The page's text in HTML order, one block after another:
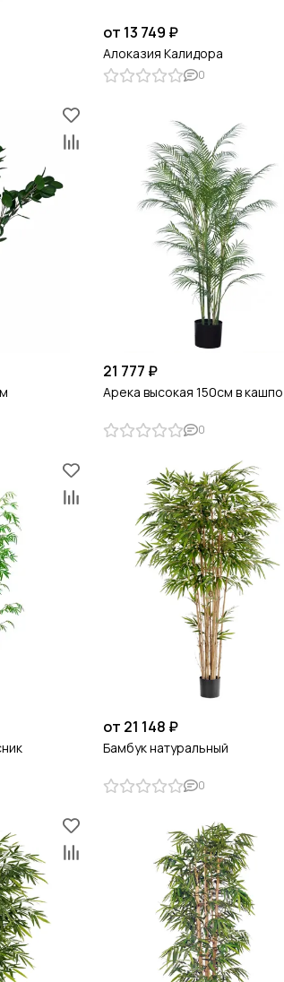
от 13 749 ₽
Алоказия Калидора
0
21 777 ₽
Арека высокая 150см в кашпо
0
от 21 148 ₽
Бамбук натуральный
0